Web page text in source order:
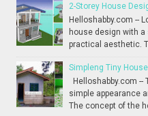
2-Storey House
Helloshabby.com --
house design with a
practical aesthetic.
Simpleng Tiny
Helloshabby.com
simple appearance
The concept of the